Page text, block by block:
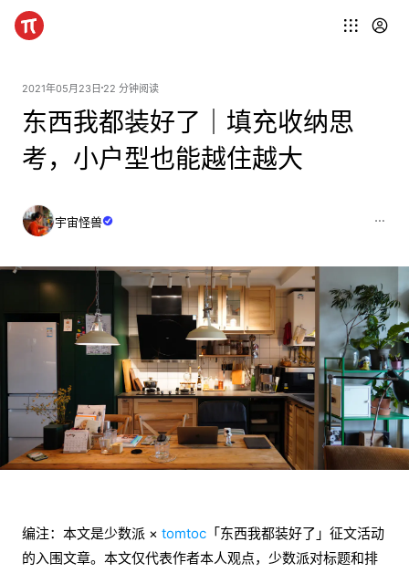
2021年05月23日 22 分钟阅读
东西我都装好了｜填充收纳思
考，小户型也能越住越大
宇宙怪兽
编注：本文是少数派 × tomtoc 「东西我都装好了」征文活动
的入围文章。本文仅代表作者本人观点，少数派对标题和排